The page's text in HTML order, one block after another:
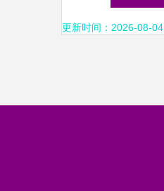
更新时间：2026-08-